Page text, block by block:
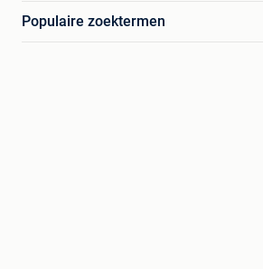
Populaire zoektermen